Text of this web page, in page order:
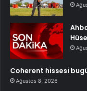
Coherent hissesi
Ağustos 8, 2026